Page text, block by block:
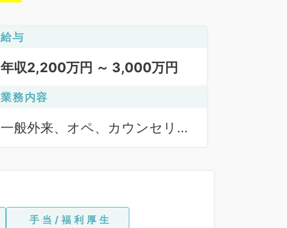
給与
年収2,200万円 ～ 3,000万円
業務内容
一般外来、オペ、カウンセリン
手当/福利厚生